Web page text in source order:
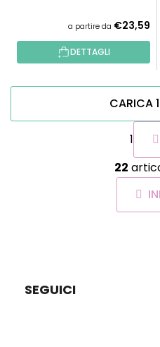
a partire da €23,59
DETTAGLI
CARICA
a
i
1
22
SEGUICI